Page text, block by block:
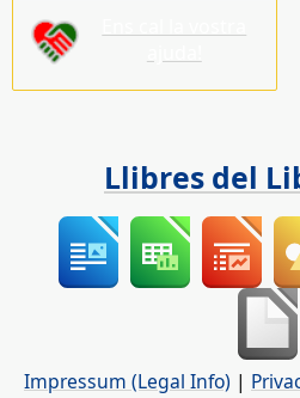
Llibres del
Impressum (Legal Info) |